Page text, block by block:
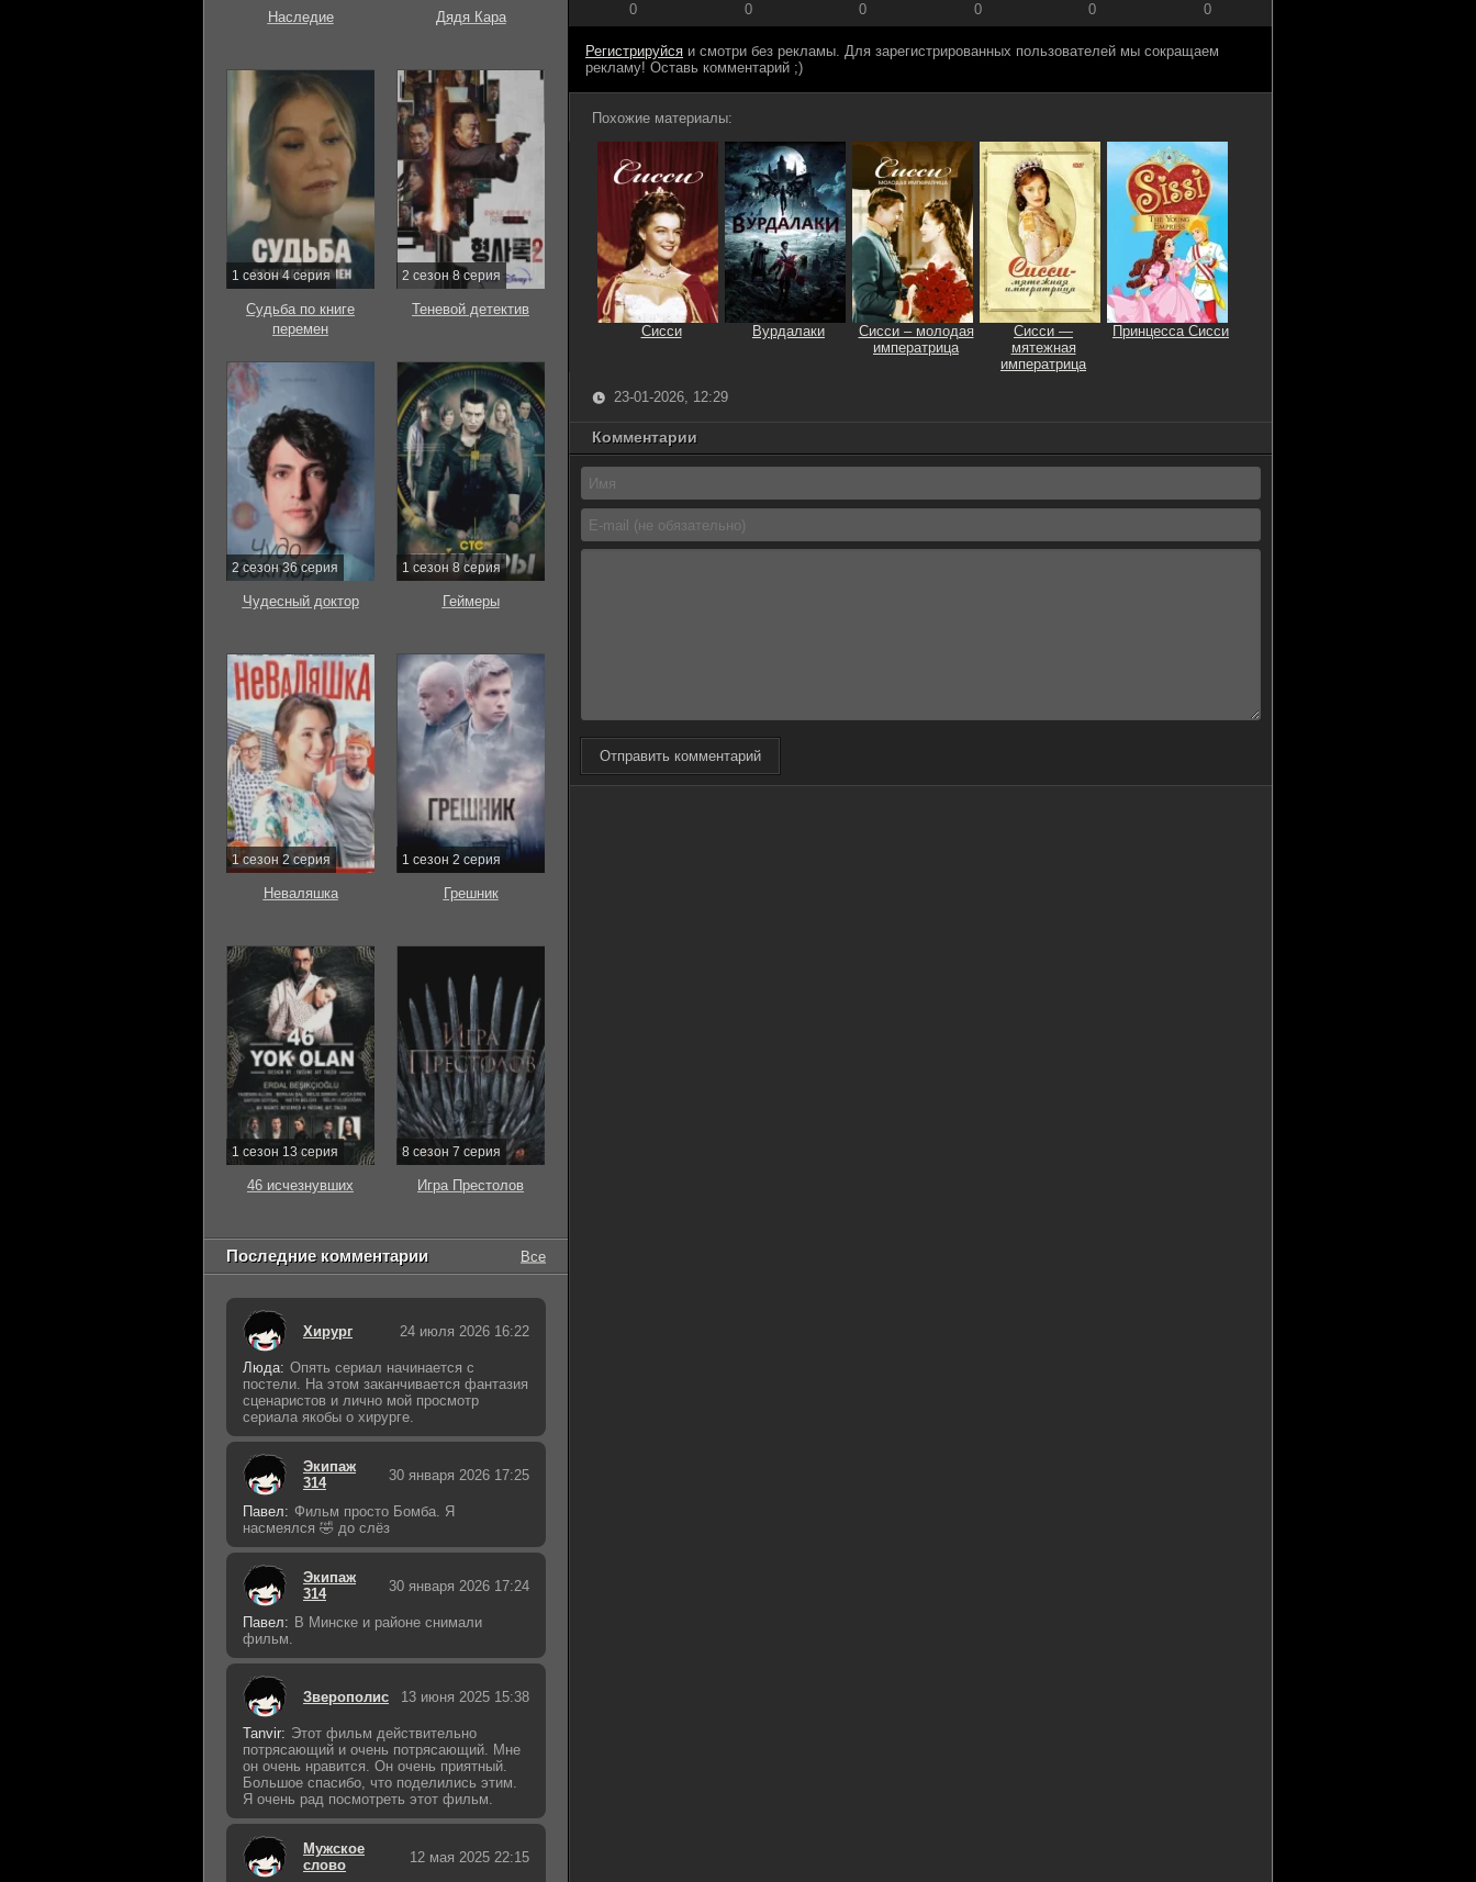
0 0 0 0 0 0
Регистрируйся и смотри без рекламы. Для зарегистрированных пользователей мы сокращаем
рекламу! Оставь комментарий ;)
Похожие материалы:
Сисси Вурдалаки
Сисси – молодая
императрица
Сисси —
мятежная
императрица
Принцесса Сисси
23-01-2026, 12:29
Комментарии
Отправить комментарий
Наследие Дядя Кара
1 сезон 4 серия
Судьба по книге
перемен
2 сезон 8 серия
Теневой детектив
2 сезон 36 серия
Чудесный доктор
1 сезон 8 серия
Геймеры
1 сезон 2 серия
Неваляшка
1 сезон 2 серия
Грешник
1 сезон 13 серия
46 исчезнувших
8 сезон 7 серия
Игра Престолов
Последние комментарии Все
Хирург 24 июля 2026 16:22
Люда: Опять сериал начинается с
постели. На этом заканчивается фантазия
сценаристов и лично мой просмотр
сериала якобы о хирурге.
Экипаж
314
30 января 2026 17:25
Павел: Фильм просто Бомба. Я
насмеялся 🤣 до слёз
Экипаж
314
30 января 2026 17:24
Павел: В Минске и районе снимали
фильм.
Зверополис 13 июня 2025 15:38
Tanvir: Этот фильм действительно
потрясающий и очень потрясающий. Мне
он очень нравится. Он очень приятный.
Большое спасибо, что поделились этим.
Я очень рад посмотреть этот фильм.
Мужское
слово
12 мая 2025 22:15